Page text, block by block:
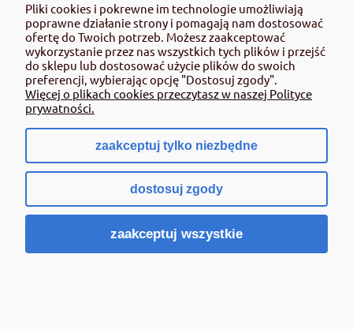
GREEN HASCON S 57 5l efektywnie dostarcza
siarkę oraz makro i mikroskładniki
125,00 zł
zawiera 8% VAT, bez kosztów dostawy
115,74 zł
Do koszyka
Pliki cookies i pokrewne im technologie umożliwiają
poprawne działanie strony i pomagają nam dostosować
ofertę do Twoich potrzeb. Możesz zaakceptować
wykorzystanie przez nas wszystkich tych plików i przejść
do sklepu lub dostosować użycie plików do swoich
preferencji, wybierając opcję "Dostosuj zgody".
Więcej o plikach cookies przeczytasz w naszej Polityce
prywatności.
zaakceptuj tylko niezbędne
dostosuj zgody
zaakceptuj wszystkie